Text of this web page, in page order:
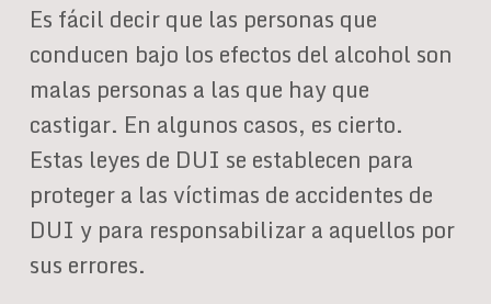
Es fácil decir que las personas que
conducen bajo los efectos del alcohol son
malas personas a las que hay que
castigar. En algunos casos, es cierto.
Estas leyes de DUI se establecen para
proteger a las víctimas de accidentes de
DUI y para responsabilizar a aquellos por
sus errores.